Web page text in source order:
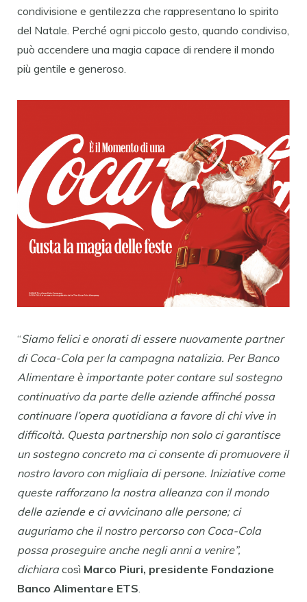
condivisione e gentilezza che rappresentano lo spirito
del Natale. Perché ogni piccolo gesto, quando condiviso,
può accendere una magia capace di rendere il mondo
più gentile e generoso.
“Siamo felici e onorati di essere nuovamente partner
di Coca-Cola per la campagna natalizia. Per Banco
Alimentare è importante poter contare sul sostegno
continuativo da parte delle aziende affinché possa
continuare l’opera quotidiana a favore di chi vive in
difficoltà. Questa partnership non solo ci garantisce
un sostegno concreto ma ci consente di promuovere il
nostro lavoro con migliaia di persone. Iniziative come
queste rafforzano la nostra alleanza con il mondo
delle aziende e ci avvicinano alle persone; ci
auguriamo che il nostro percorso con Coca-Cola
possa proseguire anche negli anni a venire”,
dichiaracosì Marco Piuri, presidente Fondazione
Banco Alimentare ETS.